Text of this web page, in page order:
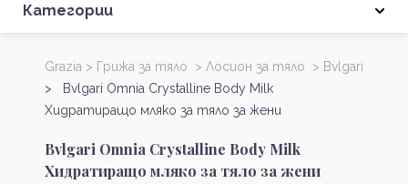
Категории
Grazia > Грижа за тяло > Лосион за тяло > Bvlgari
> Bvlgari Omnia Crystalline Body Milk
Хидратиращо мляко за тяло за жени
Bvlgari Omnia Crystalline Body Milk
Хидратиращо мляко за тяло за жени